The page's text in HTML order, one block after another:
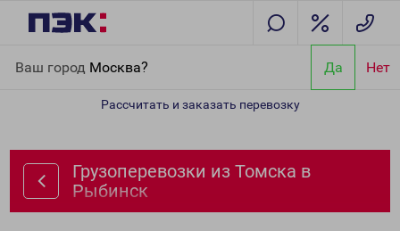
Ваш город Москва? Да Нет
Рассчитать и заказать перевозку
Грузоперевозки из Томска в
Рыбинск